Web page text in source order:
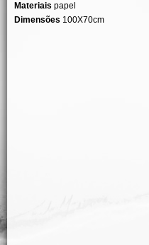
Materiais papel
Dimensões 100X70cm